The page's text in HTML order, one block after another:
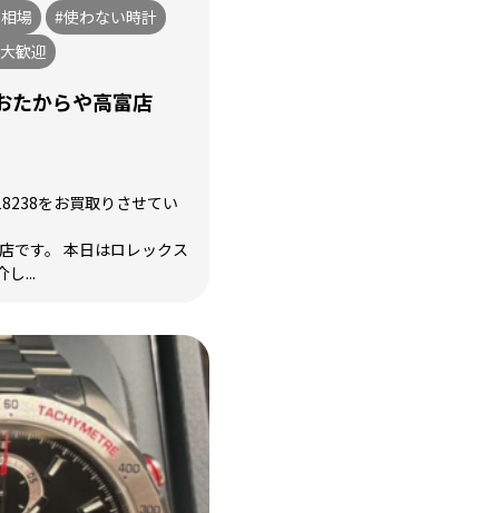
場
#使わない時計
歓迎
たからや高富店
をお買取りさせてい
です。 本日はロレックス
し...